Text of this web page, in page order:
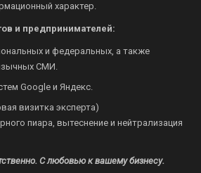
характер.
и предпринимателей:
и федеральных, а также
СМИ.
Google и Яндекс.
визитка эксперта)
пиара, вытеснение и нейтрализация
С любовью к вашему бизнесу.